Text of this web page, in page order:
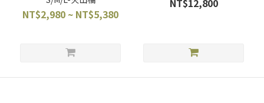
NT$2,980 ~ NT$5,380
NT$12,800